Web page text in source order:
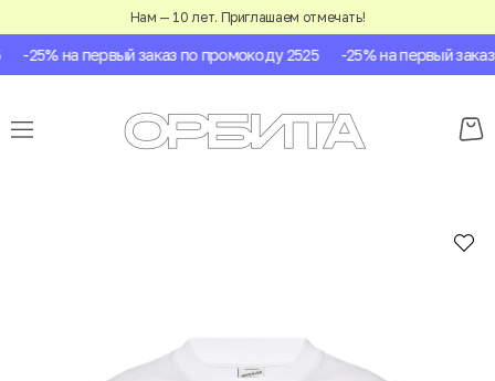
Нам — 10 лет. Приглашаем отмечать!
-25% на первый заказ по промокоду 2525 -25% на первый заказ